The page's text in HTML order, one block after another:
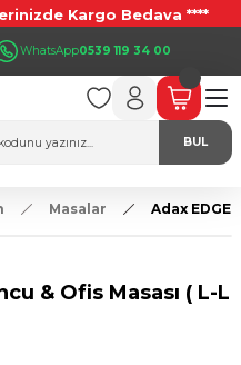
Kargo Bedava ****
WhatsApp0539 119 34 00
BUL
Masalar Adax EDGE
& Ofis Masası ( L-L